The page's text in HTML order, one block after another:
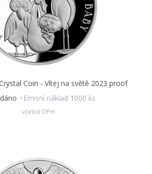
Coin - Vítej na světě 2023 proof
Emisní náklad 1000 ks
včetně DPH